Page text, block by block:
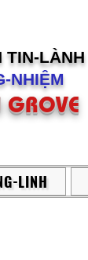
TIN-LÀNH
NHIỆM
GROVE
LINH